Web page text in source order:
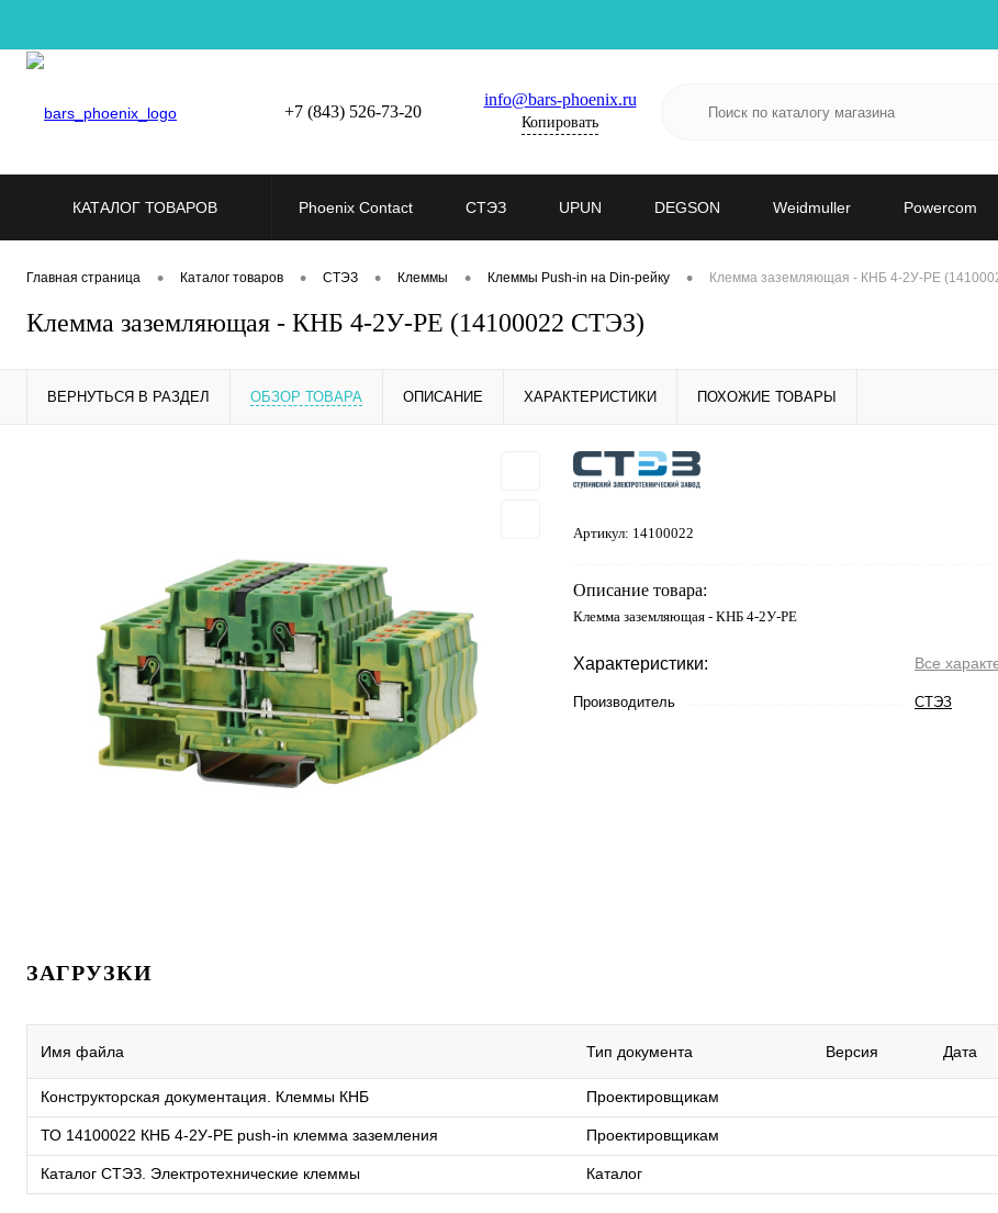
+7 (843) 526-73-20
info@bars-phoenix.ru
Копировать
КАТАЛОГ ТОВАРОВ Phoenix Contact СТЭЗ UPUN DEGSON Weidmuller Powercom
Главная страница • Каталог товаров • СТЭЗ • Клеммы • Клеммы Push-in на Din-рейку • Клемма заземляющая - КНБ 4-2У-PE
Клемма заземляющая - КНБ 4-2У-PE (14100022 СТЭЗ)
ВЕРНУТЬСЯ В РАЗДЕЛ ОБЗОР ТОВАРА ОПИСАНИЕ ХАРАКТЕРИСТИКИ ПОХОЖИЕ ТОВАРЫ
Артикул: 14100022
Описание товара:
Клемма заземляющая - КНБ 4-2У-PE
Характеристики: Все
Производитель СТЭЗ
ЗАГРУЗКИ
Имя файла Тип документа Версия Дата
Конструкторская документация. Клеммы КНБ Проектировщикам
ТО 14100022 КНБ 4-2У-PE push-in клемма заземления Проектировщикам
Каталог СТЭЗ. Электротехнические клеммы Каталог